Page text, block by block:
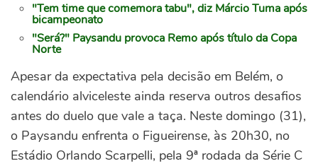
"Tem time que comemora tabu", diz Márcio Tuma após
bicampeonato
"Será?" Paysandu provoca Remo após título da Copa
Norte
Apesar da expectativa pela decisão em Belém, o
calendário alviceleste ainda reserva outros desafios
antes do duelo que vale a taça. Neste domingo (31),
o Paysandu enfrenta o Figueirense, às 20h30, no
Estádio Orlando Scarpelli, pela 9ª rodada da Série C